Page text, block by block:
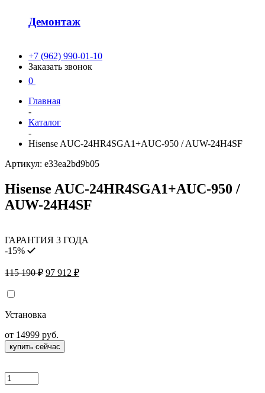
Демонтаж
+7 (962) 990-01-10
Заказать звонок
0
Главная
-
Каталог
-
Hisense AUC-24HR4SGA1+AUC-950 / AUW-24H4SF
Артикул: e33ea2bd9b05
Hisense AUC-24HR4SGA1+AUC-950 /
AUW-24H4SF
ГАРАНТИЯ 3 ГОДА
-15%
115 190₽ Первоначальная
190 ₽.
97 912 ₽Текущая
Установка
от 14999 руб.
купить сейчас